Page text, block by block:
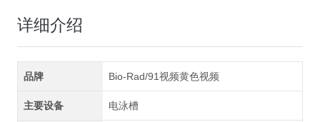
详细介绍
品牌 Bio-Rad/91视频黄色视频
主要设备 电泳槽